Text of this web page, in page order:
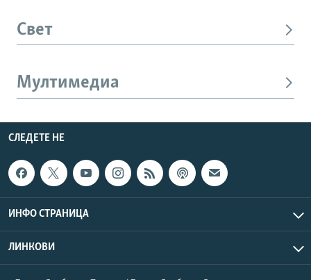
Свет
Мултимедиа
СЛЕДЕТЕ НЕ
ИНФО СТРАНИЦА
ЛИНКОВИ